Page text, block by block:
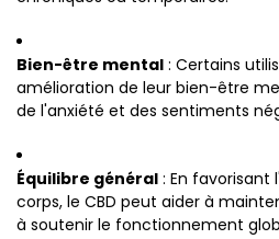
Bien-être mental : Certains
amélioration de leur bien-être
de l'anxiété et des sentiments
Équilibre général : En favorisant
corps, le CBD peut aider à
à soutenir le fonctionnement